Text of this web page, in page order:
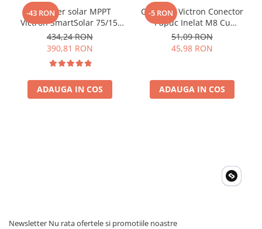
-43 RON
Controler solar MPPT
Victron SmartSolar 75/15,
15A 12V/24V, cu Bluetooth
integrat
434,24 RON
390,81 RON
ADAUGA IN COS
-5 RON
Conector Victron Conector
Papuc Inelat M8 Cu
Siguranta Fuzibila Ato De
30A Bpc900110014 M8,
siguranta (BPC900110014)
51,09 RON
45,98 RON
ADAUGA IN COS
Newsletter Nu rata ofertele si promotiile noastre